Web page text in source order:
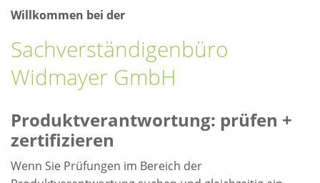
Willkommen bei der
Sachverständigenbüro
Widmayer GmbH
Produktverantwortung: prüfen +
zertifizieren
Wenn Sie Prüfungen im Bereich der